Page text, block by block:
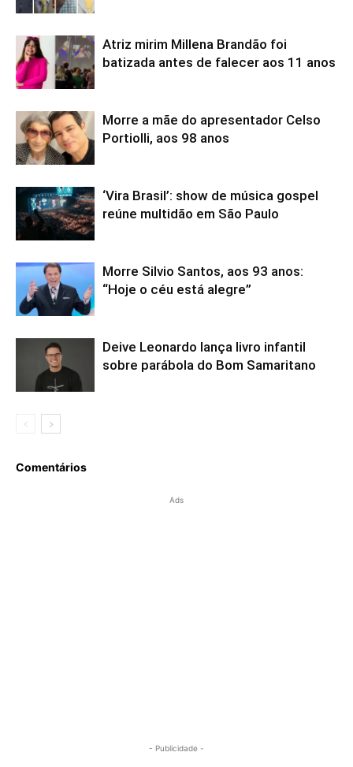
Atriz mirim Millena Brandão foi
batizada antes de falecer aos 11 anos
Morre a mãe do apresentador Celso
Portiolli, aos 98 anos
‘Vira Brasil’: show de música gospel
reúne multidão em São Paulo
Morre Silvio Santos, aos 93 anos:
“Hoje o céu está alegre”
Deive Leonardo lança livro infantil
sobre parábola do Bom Samaritano
Comentários
Ads
- Publicidade -